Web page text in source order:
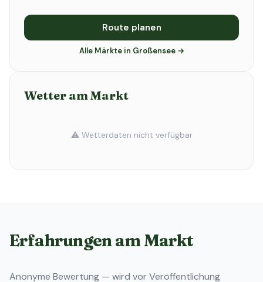
Route planen
Alle Märkte in Großensee →
Wetter am Markt
⚠️ Wetterdaten nicht verfügbar
Erfahrungen am Markt
Anonyme Bewertung — wird vor Veröffentlichung